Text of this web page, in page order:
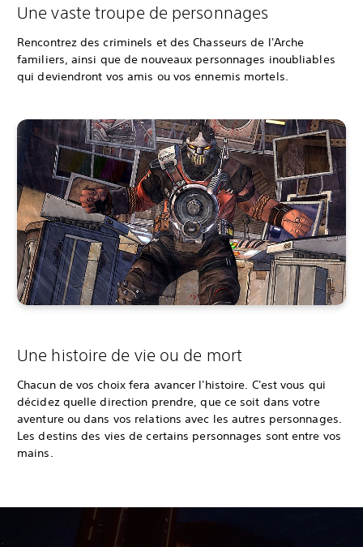
Une vaste troupe de personnages
Rencontrez des criminels et des Chasseurs de l'Arche
familiers, ainsi que de nouveaux personnages inoubliables
qui deviendront vos amis ou vos ennemis mortels.
Une histoire de vie ou de mort
Chacun de vos choix fera avancer l'histoire. C'est vous qui
décidez quelle direction prendre, que ce soit dans votre
aventure ou dans vos relations avec les autres personnages.
Les destins des vies de certains personnages sont entre vos
mains.